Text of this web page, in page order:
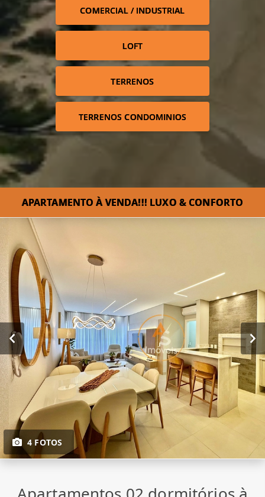
COMERCIAL / INDUSTRIAL
LOFT
TERRENOS
TERRENOS CONDOMINIOS
APARTAMENTO À VENDA!!! LUXO & CONFORTO
4 FOTOS